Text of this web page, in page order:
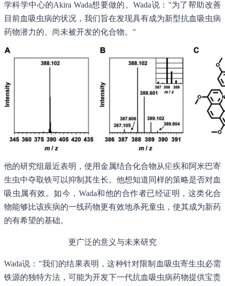
学科学中心的Akira Wada想要做的。Wada说："为了帮助改善
目前血吸虫病的状况，我们旨在发现具有成为新型抗血吸虫病
药物潜力的、尚未被开发的化合物。"
他的研究组最近表明，使用金属结合化合物从疟疾和阿米巴寄
生虫中夺取铁可以抑制其生长。他想知道同样的策略是否对血
吸虫属有效。如今，Wada和他的合作者已经证明，这类化合
物能够比该疾病的一线药物更有效地杀死童虫，使其成为新药
的有希望的基础。
更广泛的意义与未来研究
Wada说："我们的结果表明，这种针对限制血吸虫寄生虫必需
铁源的独特方法，可能为开发下一代抗血吸虫病药物提供宝贵